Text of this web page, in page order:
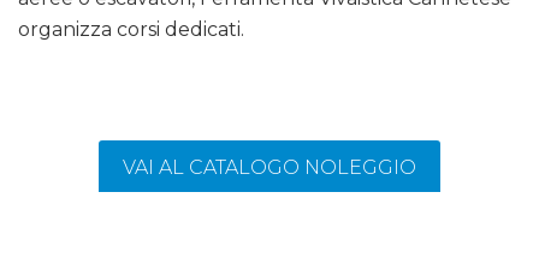
organizza corsi dedicati.
VAI AL CATALOGO NOLEGGIO